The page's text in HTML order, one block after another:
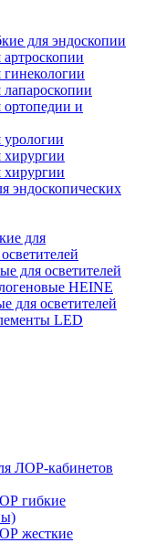
для эндоскопии
и
эндоскопических
для
для осветителей
HEINE
для осветителей
LED
ЛОР-кабинетов
гибкие
жесткие